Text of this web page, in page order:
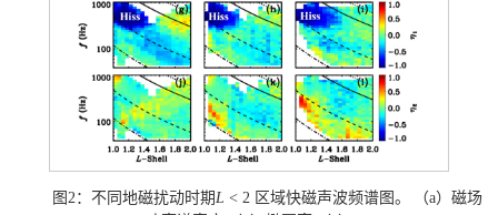
图 2 ：不同地磁扰动时期 L < 2 区域快磁声波频谱图。 （a）磁场